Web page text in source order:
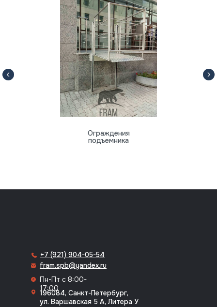
Ограждения
подъемника
+7 (921) 904-05-54
fram.spb@yandex.ru
Пн-Пт с 8:00-
17:00
196084, Санкт-Петербург,
ул. Варшавская 5 А, Литера У